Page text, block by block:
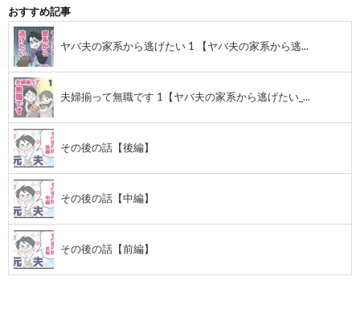
おすすめ記事
ヤバ夫の家系から逃げたい 1 【ヤバ夫の家系から逃...
夫婦揃って無職です 1【ヤバ夫の家系から逃げたい_...
その後の話【後編】
その後の話【中編】
その後の話【前編】